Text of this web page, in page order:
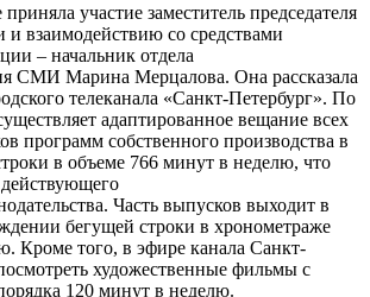
участие заместитель председателя
и взаимодействию со средствами
– начальник отдела
СМИ Марина Мерцалова. Она рассказала
телеканала «Санкт-Петербург». По
адаптированное вещание всех
программ собственного производства в
в объеме 766 минут в неделю, что
Часть выпусков выходит в
бегущей строки в хронометраже
Кроме того, в эфире канала Санкт-
художественные фильмы с
120 минут в неделю.